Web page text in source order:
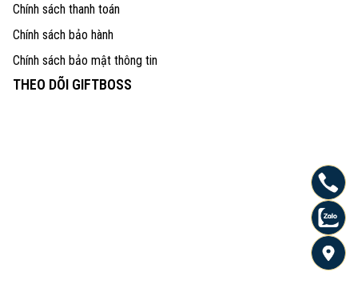
Chính sách thanh toán
Chính sách bảo hành
Chính sách bảo mật thông tin
THEO DÕI GIFTBOSS